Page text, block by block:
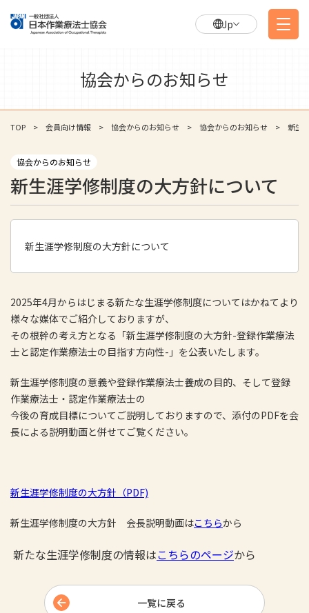
Jp
協会からのお知らせ
TOP 会員向け情報 協会からのお知らせ 協会からのお知らせ 新生
協会からのお知らせ
新生涯学修制度の大方針について
新生涯学修制度の大方針について
2025年4月からはじまる新たな生涯学修制度についてはかねてより
様々な媒体でご紹介しておりますが、
その根幹の考え方となる「新生涯学修制度の大方針-登録作業療法
士と認定作業療法士の目指す方向性- 」を公表いたします。
新生涯学修制度の意義や登録作業療法士養成の目的、そして登録
作業療法士・認定作業療法士の
今後の育成目標についてご説明しておりますので、添付のPDFを会
長による説明動画と併せてご覧ください。
新生涯学修制度の大方針（PDF)
新生涯学修制度の大方針 会長説明動画はこちらから
新たな生涯学修制度の情報はこちらのページから
一覧に戻る